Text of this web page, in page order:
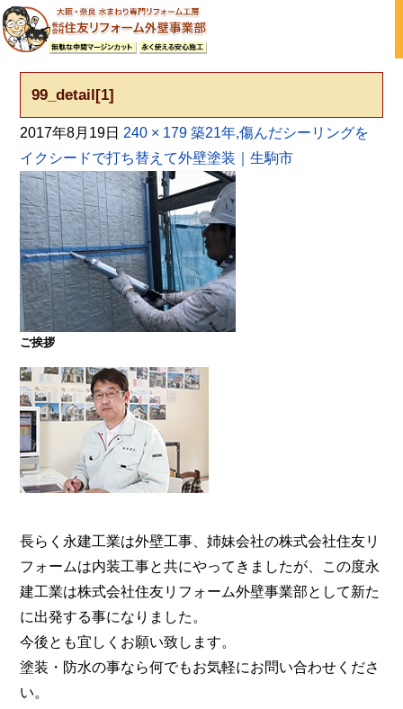
99_detail[1]
2017年8月19日 240 × 179 築21年,傷んだシーリングを
イクシードで打ち替えて外壁塗装｜生駒市
えの方は塗装専門店の株式会社住友リフォーム外壁
事業部へ。【電話：0800-200-5246/受付：8時～20
時土日対応】メール相談・御見積り依頼は24時間受
付。『後悔しない塗り替えガイドブック』無料進呈
ご挨拶
長らく永建工業は外壁工事、姉妹会社の株式会社住友リ
フォームは内装工事と共にやってきましたが、この度永
建工業は株式会社住友リフォーム外壁事業部として新た
に出発する事になりました。
今後とも宜しくお願い致します。
塗装・防水の事なら何でもお気軽にお問い合わせくださ
い。